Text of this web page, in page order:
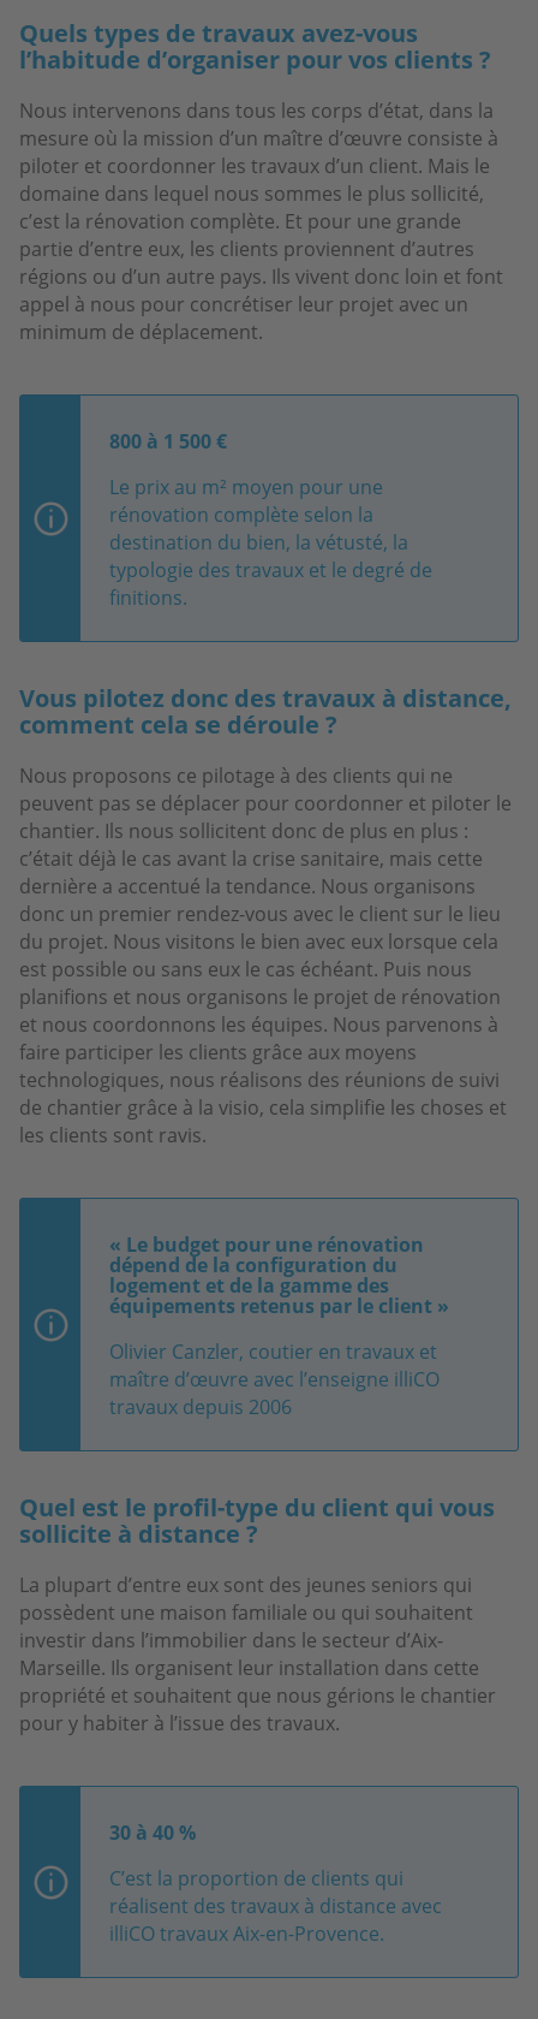
Quels types de travaux avez-vous
l’habitude d’organiser pour vos clients ?
Nous intervenons dans tous les corps d’état, dans la
mesure où la mission d’un maître d’œuvre consiste à
piloter et coordonner les travaux d’un client. Mais le
domaine dans lequel nous sommes le plus sollicité,
c’est la rénovation complète. Et pour une grande
partie d’entre eux, les clients proviennent d’autres
régions ou d’un autre pays. Ils vivent donc loin et font
appel à nous pour concrétiser leur projet avec un
minimum de déplacement.
800 à 1 500 €
Le prix au m² moyen pour une
rénovation complète selon la
destination du bien, la vétusté, la
typologie des travaux et le degré de
finitions.
Vous pilotez donc des travaux à distance,
comment cela se déroule ?
Nous proposons ce pilotage à des clients qui ne
peuvent pas se déplacer pour coordonner et piloter le
chantier. Ils nous sollicitent donc de plus en plus :
c’était déjà le cas avant la crise sanitaire, mais cette
dernière a accentué la tendance. Nous organisons
donc un premier rendez-vous avec le client sur le lieu
du projet. Nous visitons le bien avec eux lorsque cela
est possible ou sans eux le cas échéant. Puis nous
planifions et nous organisons le projet de rénovation
et nous coordonnons les équipes. Nous parvenons à
faire participer les clients grâce aux moyens
technologiques, nous réalisons des réunions de suivi
de chantier grâce à la visio, cela simplifie les choses et
les clients sont ravis.
« Le budget pour une rénovation
dépend de la configuration du
logement et de la gamme des
équipements retenus par le client »
Olivier Canzler, coutier en travaux et
maître d’œuvre avec l’enseigne illiCO
travaux depuis 2006
Quel est le profil-type du client qui vous
sollicite à distance ?
La plupart d’entre eux sont des jeunes seniors qui
possèdent une maison familiale ou qui souhaitent
investir dans l’immobilier dans le secteur d’Aix-
Marseille. Ils organisent leur installation dans cette
propriété et souhaitent que nous gérions le chantier
pour y habiter à l’issue des travaux.
30 à 40 %
C’est la proportion de clients qui
réalisent des travaux à distance avec
illiCO travaux Aix-en-Provence.